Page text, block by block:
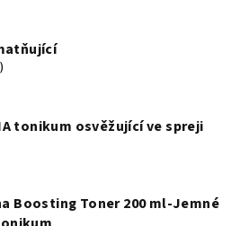
tonikum osvěžující ve spreji
Boosting Toner 200 ml-Jemné